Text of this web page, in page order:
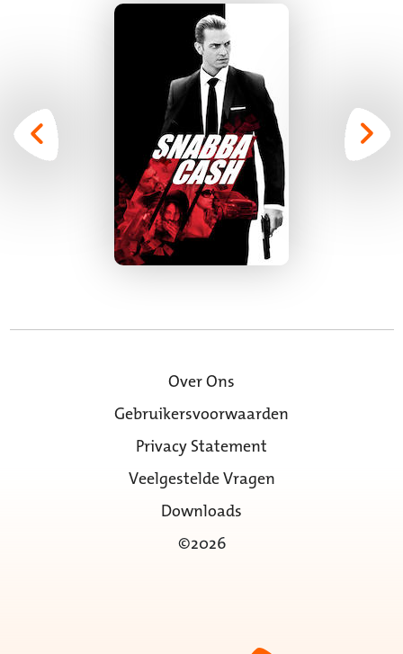
Over Ons
Gebruikersvoorwaarden
Privacy Statement
Veelgestelde Vragen
Downloads
©2026